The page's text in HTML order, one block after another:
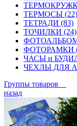
ТЕРМОСЫ (22)
ТЕТРАДИ (83)
ТОЧИЛКИ (24)
ФОТОРАМКИ
ЧАСЫ и
ЧЕХЛЫ ДЛЯ
Группы товаров
назад